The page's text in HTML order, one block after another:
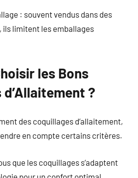
: souvent vendus dans des
limitent les emballages
les Bons
?
des coquillages d’allaitement,
en compte certains critères.
que les coquillages s’adaptent